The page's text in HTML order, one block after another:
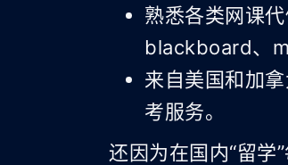
熟悉各类网课
blackboard、
来自美国和加
考服务。
还因为在国内“留学